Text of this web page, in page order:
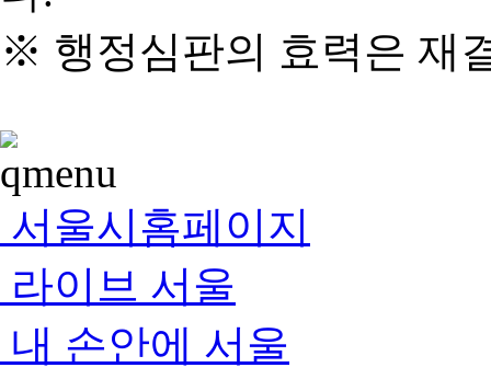
※ 행정심판의 효력은 재
서울시홈페이지
라이브 서울
내 손안에 서울